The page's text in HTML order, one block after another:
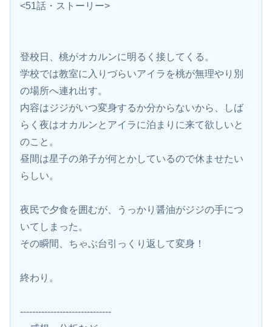
<51話・ストーリー>
登校日、桃がオカルンに明るく接してくる。
学校では教室に入りづらいアイラを桃が無理やり別
の場所へ連れ出す。
内容はジジがいつ変身するか分からないから、しば
らく夜はオカルンとアイラに泊まりに来て欲しいと
のこと。
昼間は星子の弟子が何とかしているので休ませたい
らしい。
夜民で夕食を囲むが、うっかり醤油がジジの手につ
いてしまった。
その瞬間、ちゃぶ台引っくり返して変身！
終わり。
------------------------------